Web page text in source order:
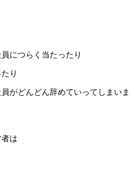
につらく当たったり
り
がどんどん辞めていってしまいま
は